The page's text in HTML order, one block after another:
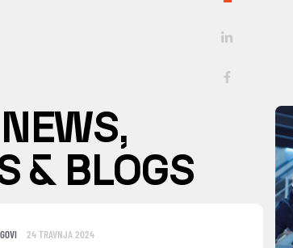
NEWS,
& BLOGS
24 TRAVNJA 2024